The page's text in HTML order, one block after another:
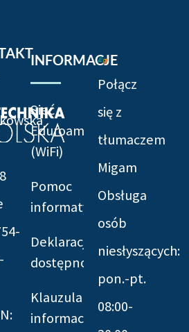
INFORMACJE
Sieć
Eduroam
(WiFi)
Pomoc
informatyczna
Deklaracja
dostępności
Klauzula
informacyjna
Połącz
się z
tłumaczem
Migam
Obsługa
osób
niesłyszących:
pon.-pt.
08:00-